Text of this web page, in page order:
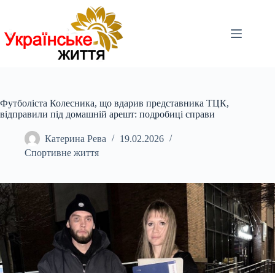
Футболіста Колесника, що вдарив представника ТЦК,
відправили під домашній арешт: подробиці справи
Катерина Рева
19.02.2026
Спортивне життя